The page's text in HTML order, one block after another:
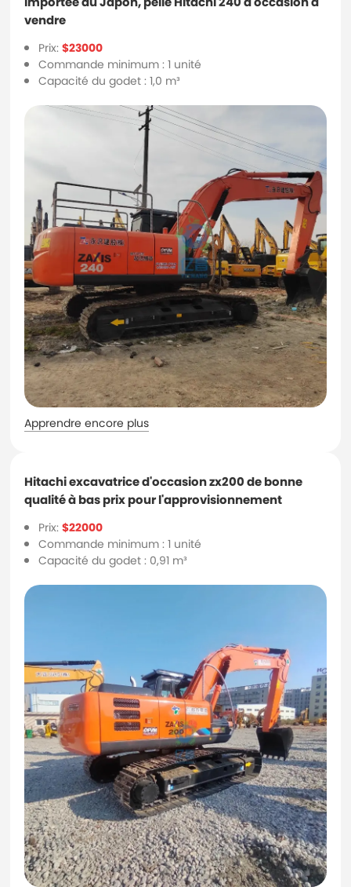
vendre
Prix:$23000
Commande minimum : 1 unité
Capacité du godet : 1,0 m³
Apprendre encore plus
Hitachi excavatrice d'occasion zx200 de bonne
qualité à bas prix pour l'approvisionnement
Prix:$22000
Commande minimum : 1 unité
Capacité du godet : 0,91 m³